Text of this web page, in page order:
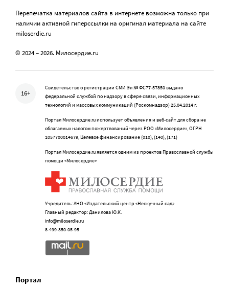
Перепечатка материалов сайта в интернете возможна только при
наличии активной гиперссылки на оригинал материала на сайте
miloserdie.ru
© 2024 – 2026. Милосердие.ru
16+
Свидетельство о регистрации СМИ Эл № ФС77-57850 выдано
федеральной службой по надзору в сфере связи, информационных
технологий и массовых коммуникаций (Роскомнадзор) 25.04.2014 г.
Портал Милосердие.ru использует объявления и веб-сайт для сбора не
облагаемых налогом пожертвований через РОО «Милосердие», ОГРН
1057700014679, Целевое финансирование (010), (140), (171)
Портал Милосердие.ru является одним из проектов Православной службы
помощи «Милосердие»
Учредитель: АНО «Издательский центр «Нескучный сад»
Главный редактор: Данилова Ю.К.
info@miloserdie.ru
8-499-350-05-95
Портал